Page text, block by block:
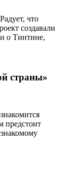
что
создавали
о Тинтине,
страны»
предстоит